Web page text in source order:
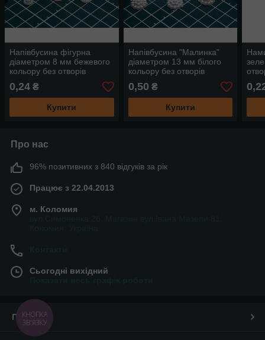
Напівбусина фігурна
діаметром 8 мм бежевого
кольору без отворів
декоративна для декору,
хобі, рукоділля.
0,24 ₴
Купити
Напівбусина "Малинка"
діаметром 13 мм білого
кольору без отворів
декоративна для декору,
хобі, рукоділля.
0,50 ₴
Купити
Про нас
96% позитивних з 840 відгуків за рік
Працює з 22.04.2013
м. Коломия
Сьогодні вихідний
Про нас
КНОПКА
ЗВ'ЯЗКУ